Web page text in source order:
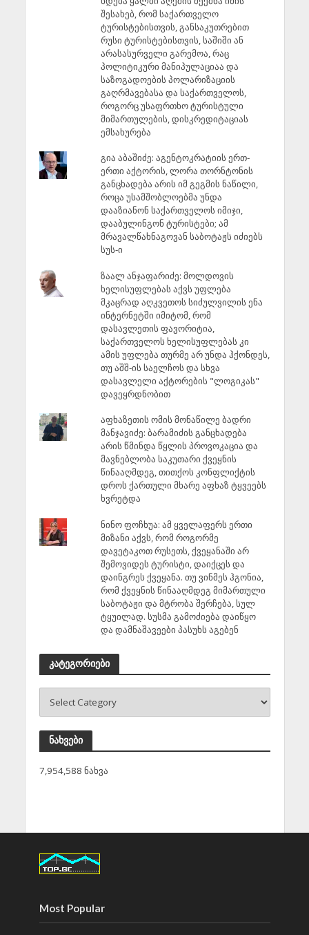
შესახებ, რომ საქართველო
ტურისტებისთვის, განსაკუთრებით
რუსი ტურისტებისთვის, საშიში ან
არასასურველი გარემოა, რაც
პოლიტიკური მანიპულაციაა და
საზოგადოების პოლარიზაციის
გაღრმავებასა და საქართველოს,
როგორც უსაფრთხო ტურისტული
მიმართულების, დისკრედიტაციას
ემსახურება
გია აბაშიძე: აგენტოკრატიის ერთ-
ერთი აქტორის, ლორა თორნტონის
განცხადება არის იმ გეგმის ნაწილი,
როცა უსამშობლოებმა უნდა
დააზიანონ საქართველოს იმიჯი,
დააბულინგონ ტურისტები; ამ
მრავალწახნაგოვან საბოტაჟს იძიებს
სუს-ი
ზაალ ანჯაფარიძე: მოლდოვის
ხელისუფლებას აქვს უფლება
მკაცრად აღკვეთოს სიძულვილის ენა
ინტერნეტში იმიტომ, რომ
დასავლეთის ფავორიტია,
საქართველოს ხელისუფლებას კი
ამის უფლება თურმე არ უნდა ჰქონდეს,
თუ აშშ-ის საელჩოს და სხვა
დასავლელი აქტორების "ლოგიკას"
დავეყრდნობით
აფხაზეთის ომის მონაწილე ბადრი
მანჯავიძე: ბარამიძის განცხადება
არის წმინდა წყლის პროვოკაცია და
მავნებლობა საკუთარი ქვეყნის
წინააღმდეგ, თითქოს კონფლიქტის
დროს ქართული მხარე აფხაზ ტყვეებს
ხვრეტდა
ნინო ფოჩხუა: ამ ყველაფერს ერთი
მიზანი აქვს, რომ როგორმე
დავეტაკოთ რუსეთს, ქვეყანაში არ
შემოვიდეს ტურისტი, დაიქცეს და
დაინგრეს ქვეყანა. თუ ვინმეს ჰგონია,
რომ ქვეყნის წინააღმდეგ მიმართული
საბოტაჟი და მტრობა შერჩება, სულ
ტყუილად. სუსმა გამოძიება დაიწყო
და დამნაშავეები პასუხს აგებენ
კატეგორიები
ნახვები
7,954,588 ნახვა
Most Popular